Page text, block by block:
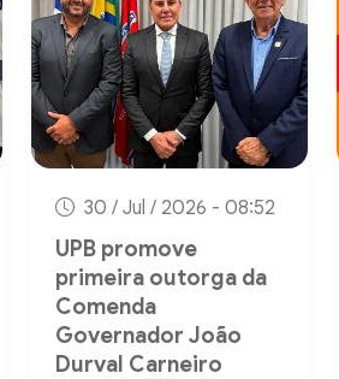
30 / Jul / 2026 - 08:52
UPB promove
primeira outorga da
Comenda
Governador João
Durval Carneiro